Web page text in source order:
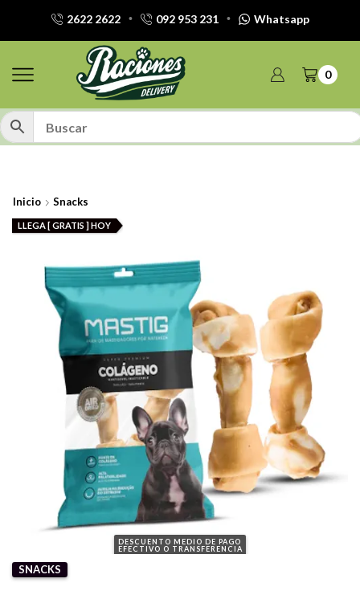
2622 2622 092 953 231 Whatsapp
0
Inicio Snacks
DESCUENTO MEDIO DE PAGO
EFECTIVO O TRANSFERENCIA
LLEGA [ GRATIS ] HOY
SNACKS